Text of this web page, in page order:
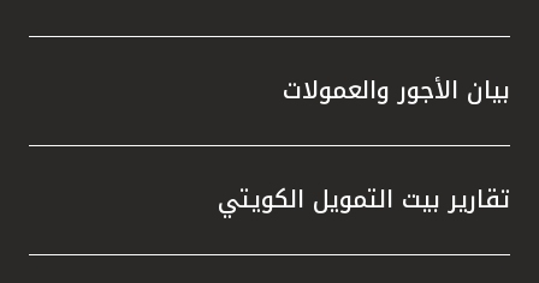
بيان الأجور والعمولات
تقارير بيت التمويل الكويتي